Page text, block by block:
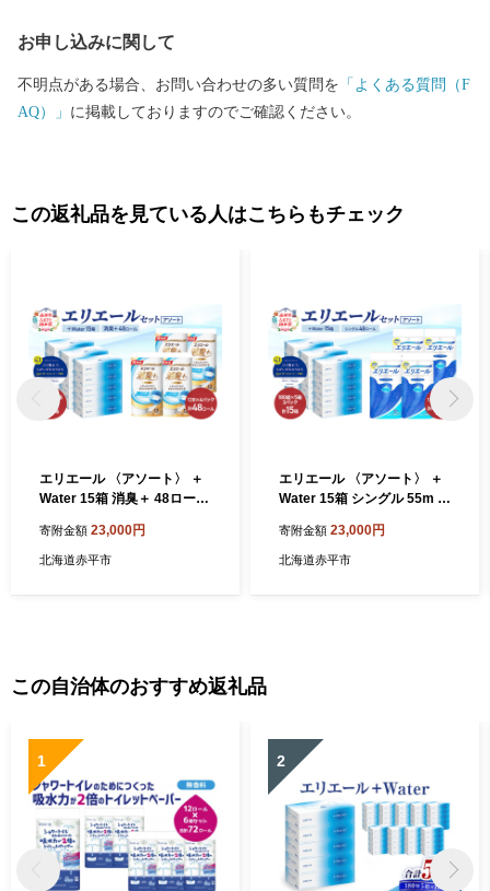
お申し込みに関して
不明点がある場合、お問い合わせの多い質問を 「よくある質問（F
AQ）」 に掲載しておりますのでご確認ください。
この返礼品を見ている人はこちらもチェック
エリエール 〈アソート〉 ＋
Water 15箱 消臭＋ 48ロール
シュ トイレ ボックスティッ
シュ まとめ買い ペーパー 紙
寄附金額 23,000円
北海道赤平市
エリエール 〈アソート〉 ＋
Water 15箱 シングル 55m 4
ティッシュ トイレ ボックス
ティッシュ まとめ買い ペー
寄附金額 23,000円
北海道赤平市
この自治体のおすすめ返礼品
1 2